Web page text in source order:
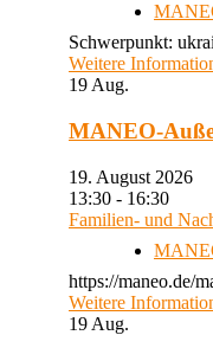
Schwerpunkt:
Weitere
19 Aug.
MANEO-
19. August 2026
13:30 - 16:30
Familien- und
https://maneo.de/
Weitere
19 Aug.